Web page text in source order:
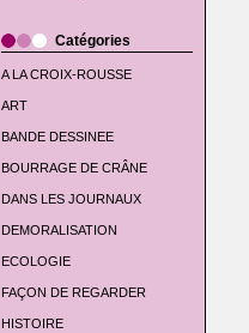
Catégories
A LA CROIX-ROUSSE
ART
BANDE DESSINEE
BOURRAGE DE CRÂNE
DANS LES JOURNAUX
DEMORALISATION
ECOLOGIE
FAÇON DE REGARDER
HISTOIRE